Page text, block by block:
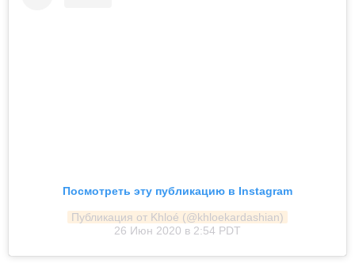
Посмотреть эту публикацию в Instagram
Публикация от Khloé (@khloekardashian)
26 Июн 2020 в 2:54 PDT